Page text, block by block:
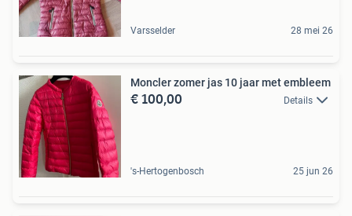
Varsselder 28 mei 26
Moncler zomer jas 10 jaar met embleem
€ 100,00 Details
's-Hertogenbosch 25 jun 26